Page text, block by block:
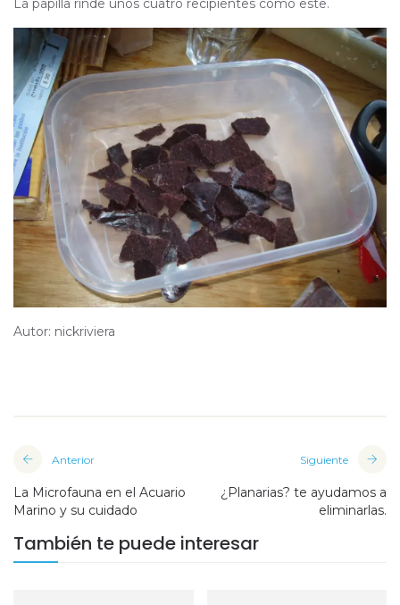
La papilla rinde unos cuatro recipientes como este.
Autor: nickriviera
Anterior
La Microfauna en el Acuario
Marino y su cuidado
Siguiente
¿Planarias? te ayudamos a
eliminarlas.
También te puede interesar